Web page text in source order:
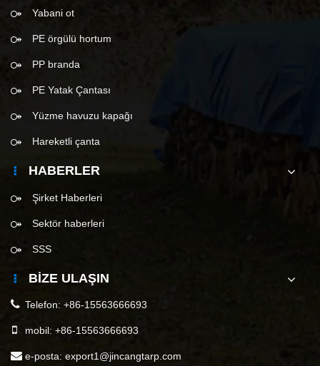
Yabani ot
PE örgülü hortum
PP branda
PE Yatak Çantası
Yüzme havuzu kapağı
Hareketli çanta
HABERLER
Şirket Haberleri
Sektör haberleri
SSS
BIZE ULAŞIN
Telefon: +86-15563666693
mobil: +86-15563666693
e-posta: export1@jincangtarp.com